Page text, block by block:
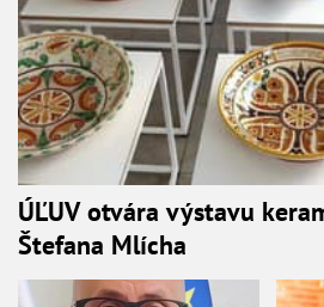
ÚĽUV otvára výstavu
Štefana Mlícha